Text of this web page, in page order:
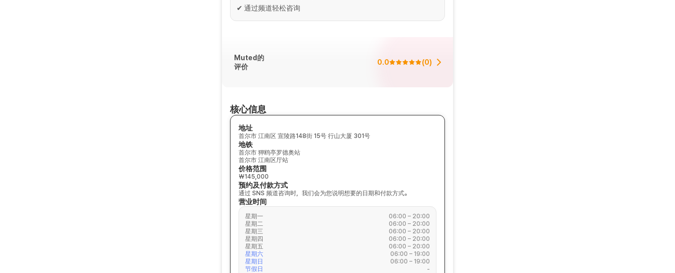
✔ 通过频道轻松咨询
Muted的
评价
0.0 (0)
核心信息
地址
首尔市 江南区 宣陵路148街 15号 行山大厦 301号
地铁
首尔市 狎鸥亭罗德奥站
首尔市 江南区厅站
价格范围
₩145,000
预约及付款方式
通过 SNS 频道咨询时，我们会为您说明想要的日期和付款方式。
营业时间
星期一
06:00 – 20:00
星期二
06:00 – 20:00
星期三
06:00 – 20:00
星期四
06:00 – 20:00
星期五
06:00 – 20:00
星期六
06:00 – 19:00
星期日
06:00 – 19:00
节假日
-